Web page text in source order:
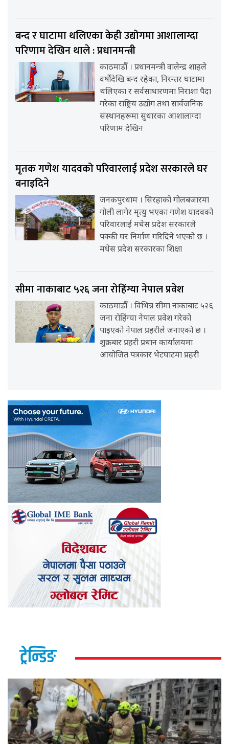
बन्द र घाटामा थलिएका केही उद्योगमा आशालाग्दा
परिणाम देखिन थाले : प्रधानमन्त्री
काठमाडौँ । प्रधानमन्त्री वालेन्द्र शाहले
वर्षौंदेखि बन्द रहेका, निरन्तर घाटामा
थलिएका र सर्वसाधारणमा निराशा पैदा
गरेका राष्ट्रिय उद्योग तथा सार्वजनिक
संस्थानहरूमा सुधारका आशालाग्दा
परिणाम देखिन
मृतक गणेश यादवको परिवारलाई प्रदेश सरकारले घर
बनाइदिने
जनकपुरधाम । सिरहाको गोलबजारमा
गोली लागेर मृत्यु भएका गणेश यादवको
परिवारलाई मधेस प्रदेश सरकारले
पक्की घर निर्माण गरिदिने भएको छ ।
मधेस प्रदेश सरकारका शिक्षा
सीमा नाकाबाट ५२६ जना रोहिंग्या नेपाल प्रवेश
काठमाडौँ । विभिन्न सीमा नाकाबाट ५२६
जना रोहिंग्या नेपाल प्रवेश गरेको
पाइएको नेपाल प्रहरीले जनाएको छ ।
शुक्रबार प्रहरी प्रधान कार्यालयमा
आयोजित पत्रकार भेटघाटमा प्रहरी
ट्रेन्डिङ